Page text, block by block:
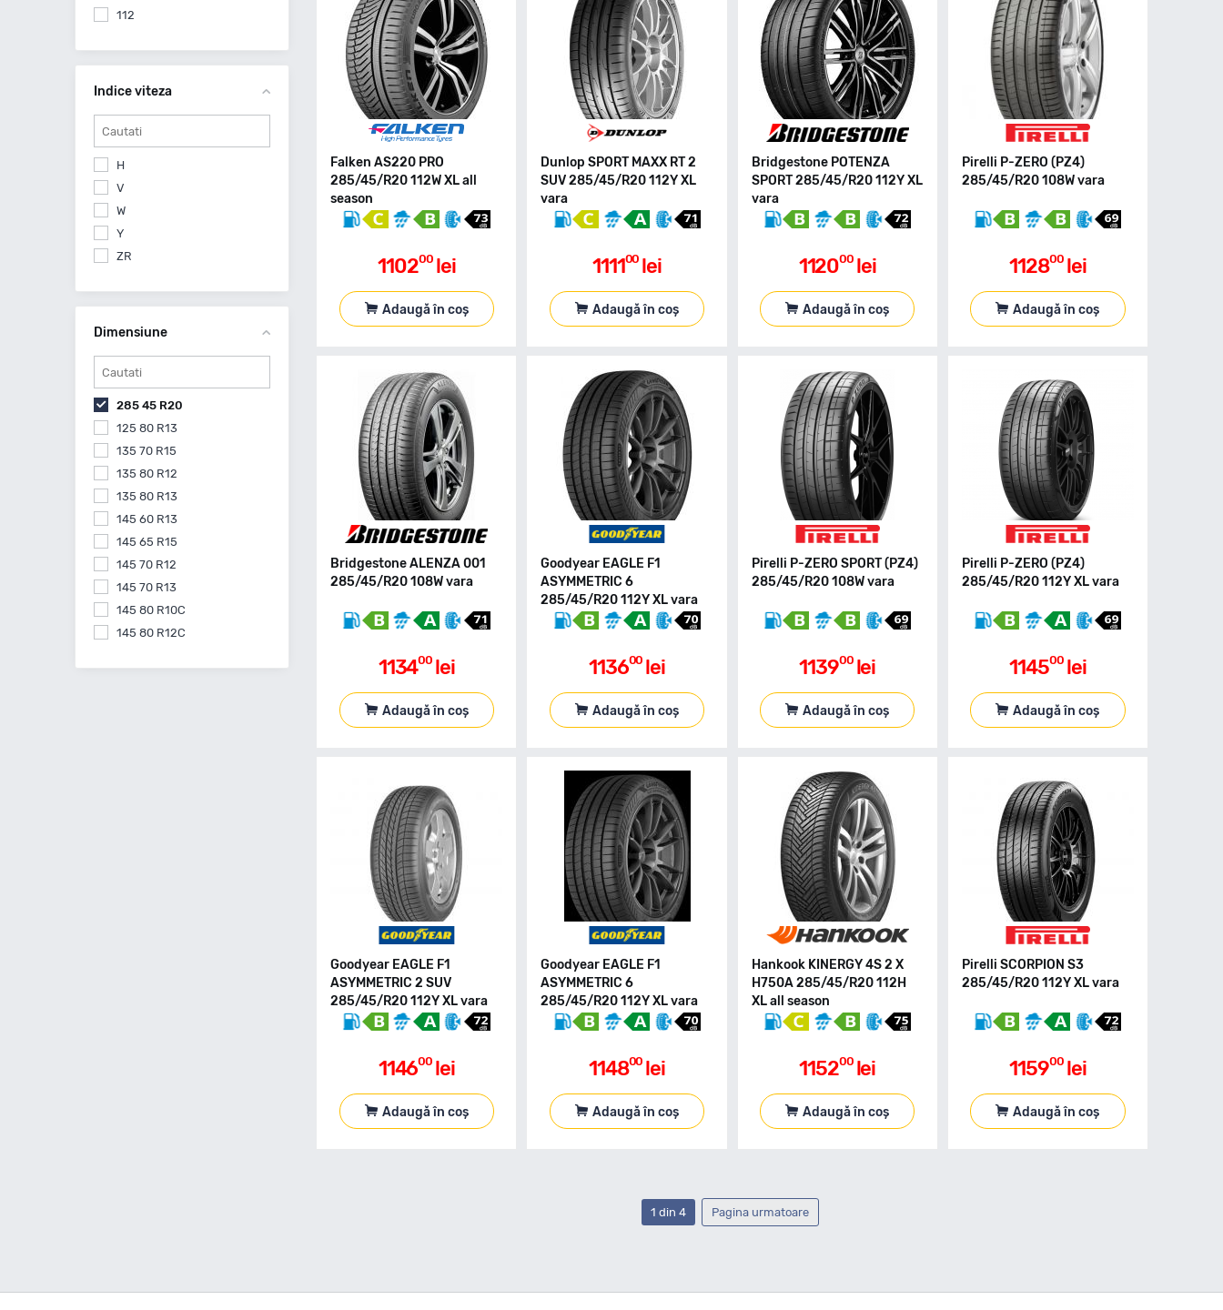
Falken AS220 PRO
285/45/R20 112W XL all
season
110200 lei
Adaugă în coș
Dunlop SPORT MAXX RT 2
SUV 285/45/R20 112Y XL
vara
111100 lei
Adaugă în coș
Bridgestone POTENZA
SPORT 285/45/R20 112Y XL
vara
112000 lei
Adaugă în coș
Pirelli P-ZERO (PZ4)
285/45/R20 108W vara
112800 lei
Adaugă în coș
Bridgestone ALENZA 001
285/45/R20 108W vara
113400 lei
Adaugă în coș
Goodyear EAGLE F1
ASYMMETRIC 6
285/45/R20 112Y XL vara
113600 lei
Adaugă în coș
Pirelli P-ZERO SPORT (PZ4)
285/45/R20 108W vara
113900 lei
Adaugă în coș
Pirelli P-ZERO (PZ4)
285/45/R20 112Y XL vara
114500 lei
Adaugă în coș
Goodyear EAGLE F1
ASYMMETRIC 2 SUV
285/45/R20 112Y XL vara
114600 lei
Adaugă în coș
Goodyear EAGLE F1
ASYMMETRIC 6
285/45/R20 112Y XL vara
114800 lei
Adaugă în coș
Hankook KINERGY 4S 2 X
H750A 285/45/R20 112H
XL all season
115200 lei
Adaugă în coș
Pirelli SCORPION S3
285/45/R20 112Y XL vara
115900 lei
Adaugă în coș
1 din 4 Pagina urmatoare
112
Indice viteza
H
V
W
Y
ZR
Dimensiune
285 45 R20
125 80 R13
135 70 R15
135 80 R12
135 80 R13
145 60 R13
145 65 R15
145 70 R12
145 70 R13
145 80 R10C
145 80 R12C
165 65 R15